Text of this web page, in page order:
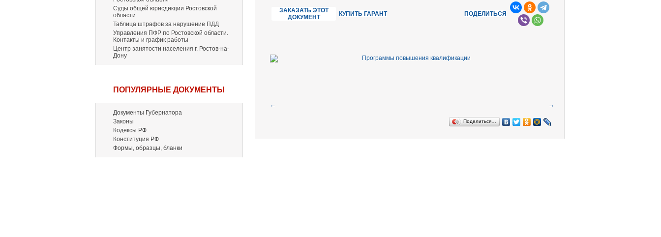
Суды общей юрисдикции Ростовской
области
Таблица штрафов за нарушение ПДД
Управления ПФР по Ростовской области.
Контакты и график работы
Центр занятости населения г. Ростов-на-
Дону
ПОПУЛЯРНЫЕ ДОКУМЕНТЫ
Документы Губернатора
Законы
Кодексы РФ
Конституция РФ
Формы, образцы, бланки
ЗАКАЗАТЬ ЭТОТ
ДОКУМЕНТ
КУПИТЬ ГАРАНТ ПОДЕЛИТЬСЯ
← →
Поделиться…